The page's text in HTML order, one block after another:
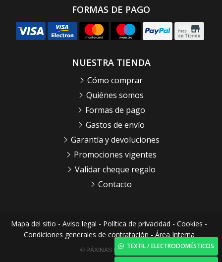
TEXTIL / ELECTRODOMÉSTICOS
FORMAS DE PAGO
NUESTRA TIENDA
Cómo comprar
Quiénes somos
Formas de pago
Gastos de envío
Garantía y devoluciones
Promociones vigentes
Validar cheque regalo
Contacto
Mapa del sitio - Aviso legal - Política de privacidad - Cookies -
Condiciones generales de contratación-Área Interna
© PÁXINAS GALEGAS